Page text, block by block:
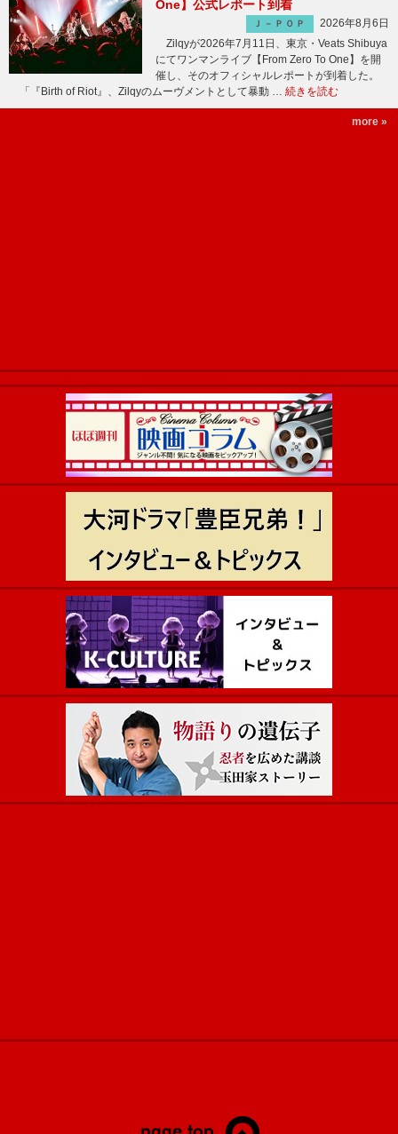
One】公式レポート到着
Ｊ－ＰＯＰ
2026年8月6日
Zilqyが2026年7月11日、東京・Veats Shibuya
にてワンマンライブ【From Zero To One】を開
催し、そのオフィシャルレポートが到着した。
「『Birth of Riot』、Zilqyのムーヴメントとして暴動 … 続きを読む
more »